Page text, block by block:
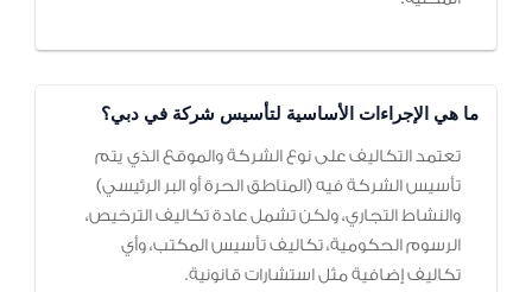
ما هي الإجراءات الأساسية لتأسيس شركة في دبي؟
تعتمد التكاليف على نوع الشركة والموقع الذي يتم
تأسيس الشركة فيه (المناطق الحرة أو البر الرئيسي)
والنشاط التجاري، ولكن تشمل عادة تكاليف الترخيص،
الرسوم الحكومية، تكاليف تأسيس المكتب، وأي
تكاليف إضافية مثل استشارات قانونية.